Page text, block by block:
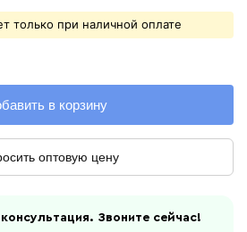
только при наличной оплате
в корзину
оптовую цену
консультация. Звоните сейчас!